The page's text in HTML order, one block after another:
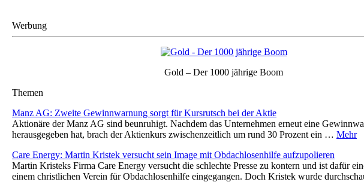
Werbung
Gold – Der 1000 jährige Boom
Themen
Manz AG: Zweite Gewinnwarnung sorgt für Kursrutsch bei der Aktie
Aktionäre der Manz AG sind beunruhigt. Nachdem das Unternehmen erneut eine
herausgegeben hat, brach der Aktienkurs zwischenzeitlich um rund 30 Prozent ein … Mehr
Care Energy: Martin Kristek versucht sein Image mit Obdachlosenhilfe aufzupolieren
Martin Kristeks Firma Care Energy versucht die schlechte Presse zu kontern und ist dafür
einem christlichen Verein für Obdachlosenhilfe eingegangen. Doch Kristek wurde